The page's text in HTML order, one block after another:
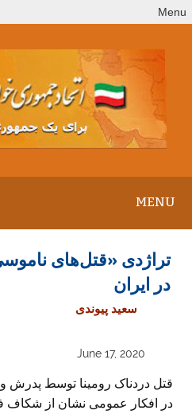
to
Menu
MENU
تراژدی «قتل‌های
در ایران
سعید پیوندی
June 17, 2020
قتل دردناک رومینا توسط پدرش و
در افکار عمومی نشان از شکاف